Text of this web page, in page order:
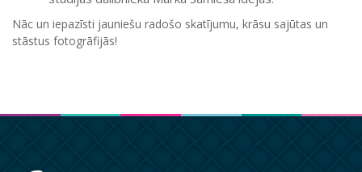
Nāc un iepazīsti jauniešu radošo skatījumu, krāsu sajūtas un
stāstus fotogrāfijās!